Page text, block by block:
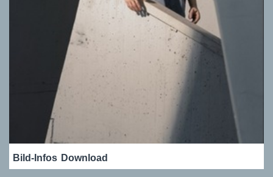
Bild-Infos Download